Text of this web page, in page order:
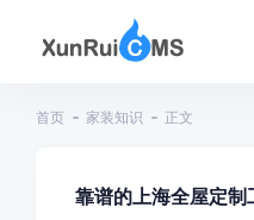
首页 家装知识 正文
靠谱的上海全屋定